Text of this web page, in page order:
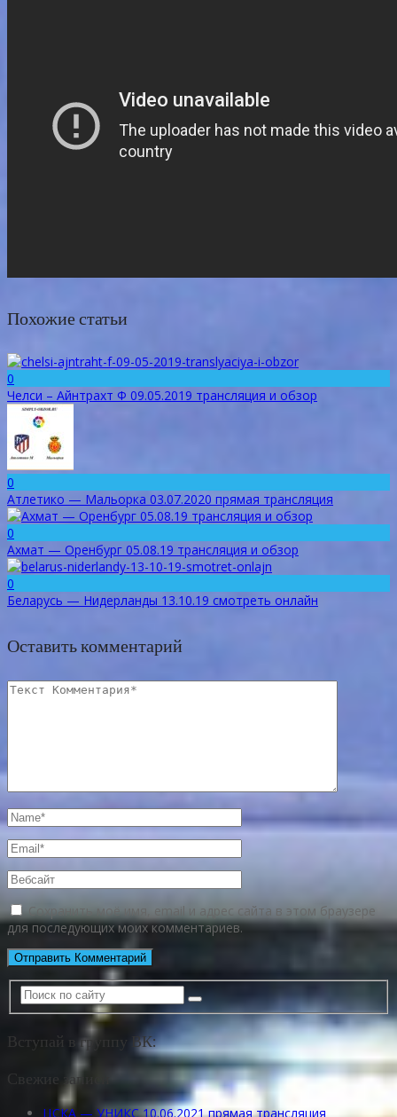
Похожие статьи
0
Челси – Айнтрахт Ф 09.05.2019 трансляция и обзор
0
Атлетико — Мальорка 03.07.2020 прямая трансляция
0
Ахмат — Оренбург 05.08.19 трансляция и обзор
0
Беларусь — Нидерланды 13.10.19 смотреть онлайн
Оставить комментарий
Сохранить моё имя, email и адрес сайта в этом браузере
для последующих моих комментариев.
Вступай в группу ВК:
Свежие записи
ЦСКА — УНИКС 10.06.2021 прямая трансляция